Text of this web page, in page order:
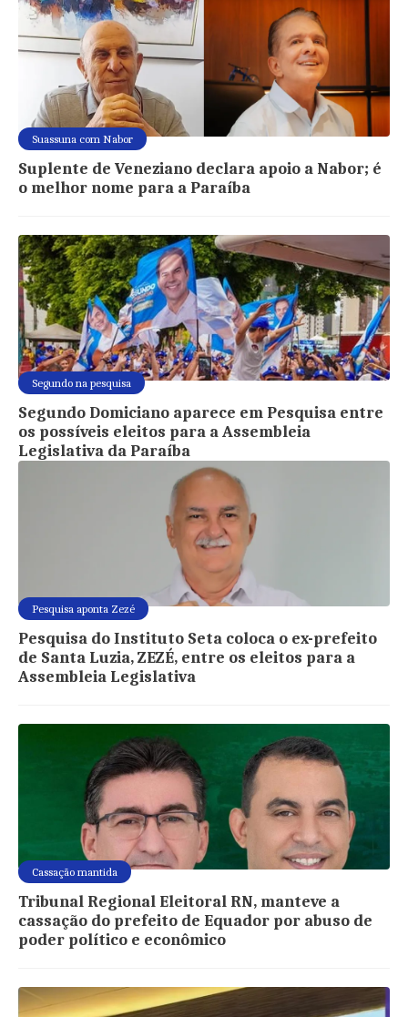
Suassuna com Nabor
Suplente de Veneziano declara apoio a Nabor; é
o melhor nome para a Paraíba
Segundo na pesquisa
Segundo Domiciano aparece em Pesquisa entre
os possíveis eleitos para a Assembleia
Legislativa da Paraíba
Pesquisa aponta Zezé
Pesquisa do Instituto Seta coloca o ex-prefeito
de Santa Luzia, ZEZÉ, entre os eleitos para a
Assembleia Legislativa
Cassação mantida
Tribunal Regional Eleitoral RN, manteve a
cassação do prefeito de Equador por abuso de
poder político e econômico